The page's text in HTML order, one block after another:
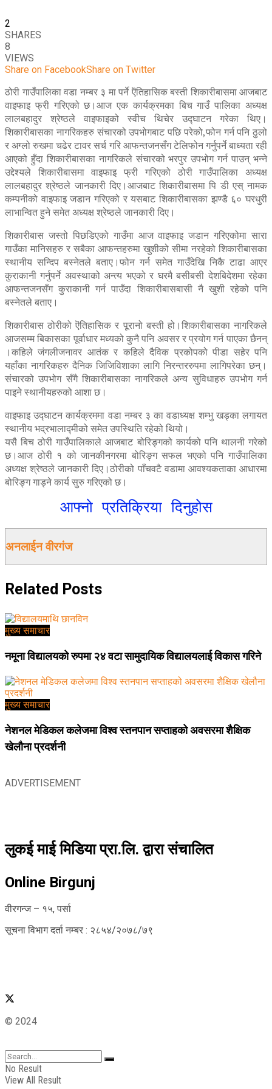
2
SHARES
8
VIEWS
Share on FacebookShare on Twitter
ठोरी गाउँपालिका वडा नम्बर ३ मा पर्ने ऎतिहासिक बस्ती शिकारीबासमा आजबाट
वाइफाइ फ्री गरिएको छ।आज एक कार्यक्रमका बिच गाउँ पालिका अध्यक्ष
लालबहादुर श्रेष्ठले वाइफाइको स्वीच थिचेर उद्घाटन गरेका थिए।
शिकारीबासका नागरिकहरु संचारको उपभोगबाट पछि परेको,फोन गर्न पनि ठुलो
र अग्लो रुखमा चढेर टावर सर्च गरि आफन्तजनसँग टेलिफोन गर्नुपर्ने बाध्यता रही
आएको हुँदा शिकारीबासका नागरिकले संचारको भरपुर उपभोग गर्न पाउन् भन्ने
उद्देश्यले शिकारीबासमा वाइफाइ फ्री गरिएको ठोरी गाउँपालिका अध्यक्ष
लालबहादुर श्रेष्ठले जानकारी दिए।आजबाट शिकारीबासमा पि डी एस् नामक
कम्पनीको वाइफाइ जडान गरिएको र यसबाट शिकारीबासका झण्डै ६० घरधुरी
लाभान्वित हुने समेत अध्यक्ष श्रेष्ठले जानकारी दिए।
शिकारीबास जस्तो पिछडिएको गाउँमा आज वाइफाइ जडान गरिएकोमा सारा
गाउँका मानिसहरु र सबैका आफन्तहरुमा खुशीको सीमा नरहेको शिकारीबासका
स्थानीय सन्दिप बस्नेतले बताए।फोन गर्न समेत गाउँदेखि निकै टाढा आएर
कुराकानी गर्नुपर्ने अवस्थाको अन्त्य भएको र घरमै बसीबसी देशबिदेशमा रहेका
आफन्तजनसँग कुराकानी गर्न पाउँदा शिकारीबासबासी नै खुशी रहेको पनि
बस्नेतले बताए।
शिकारीबास ठोरीको ऎतिहासिक र पूरानो बस्ती हो।शिकारीबासका नागरिकले
आजसम्म बिकासका पूर्वाधार मध्यको कुनै पनि अवसर र प्रयोग गर्न पाएका छैनन्
।कहिले जंगलीजनावर आतंक र कहिले दैविक प्रकोपको पीडा सहेर पनि
यहाँका नागरिकहरु दैनिक जिजिविशाका लागि निरन्तररुपमा लागिपरेका छन्।
संचारको उपभोग सँगै शिकारीबासका नागरिकले अन्य सुविधाहरु उपभोग गर्न
पाइने स्थानीयहरुको आशा छ।
वाइफाइ उद्घाटन कार्यक्रममा वडा नम्बर ३ का वडाध्यक्ष शम्भु खड्का लगायत
स्थानीय भद्रभालाद्मीको समेत उपस्थिति रहेको थियो।
यसै बिच ठोरी गाउँपालिकाले आजबाट बोरिङ्गको कार्यको पनि थालनी गरेको
छ।आज ठोरी १ को जानकीनगरमा बोरिङ्ग सफल भएको पनि गाउँपालिका
अध्यक्ष श्रेष्ठले जानकारी दिए।ठोरीको पाँचवटै वडामा आवश्यकताका आधारमा
बोरिङ्ग गाड्ने कार्य सुरु गरिएको छ।
आफ्नो प्रतिक्रिया दिनुहोस
अनलाईन वीरगंज
Related Posts
मुख्य समाचार
नमूना विद्यालयको रुपमा २४ वटा सामुदायिक विद्यालयलाई विकास गरिने
मुख्य समाचार
नेशनल मेडिकल कलेजमा विश्व स्तनपान सप्ताहको अवसरमा शैक्षिक
खेलौना प्रदर्शनी
ADVERTISEMENT
लुकई माई मिडिया प्रा.लि. द्वारा संचालित
Online Birgunj
वीरगन्ज – १५, पर्सा
सूचना विभाग दर्ता नम्बर : २८५४/२०७८/७९
© 2024
No Result
View All Result